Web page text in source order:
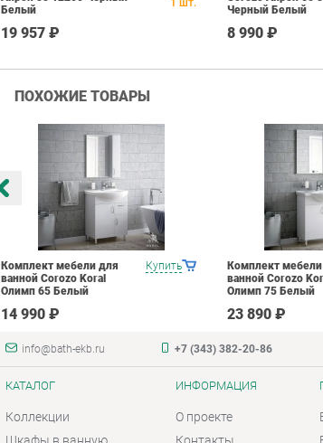
Белый
19 957 ₽
Черный Белый
8 990 ₽
ПОХОЖИЕ ТОВАРЫ
Купить
Комплект мебели для
ванной Corozo Koral
Олимп 65 Белый
14 990 ₽
Комплект
ванной Corozo
Олимп 75 Белый
23 890 ₽
info@bath-ekb.ru +7 (343) 382-20-86
КАТАЛОГ
Коллекции
Шкафы в ванную
ИНФОРМАЦИЯ
О проекте
Контакты